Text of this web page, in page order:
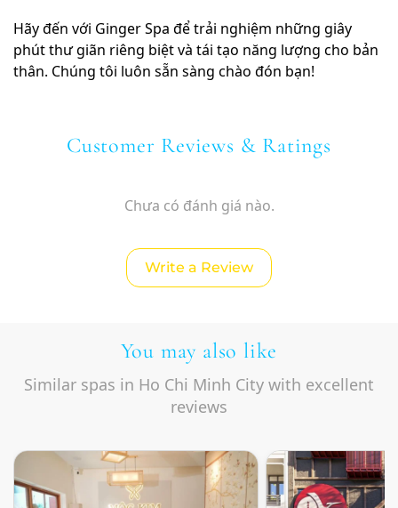
Hãy đến với Ginger Spa để trải nghiệm những giây
phút thư giãn riêng biệt và tái tạo năng lượng cho bản
thân. Chúng tôi luôn sẵn sàng chào đón bạn!
Customer Reviews & Ratings
Chưa có đánh giá nào.
Write a Review
You may also like
Similar spas in Ho Chi Minh City with excellent
reviews